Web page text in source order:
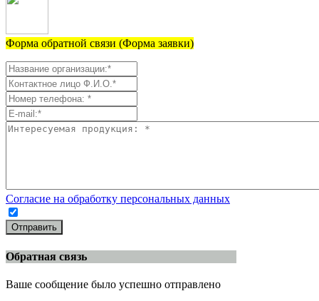
Форма обратной связи (Форма заявки)
Согласие на обработку персональных данных
Отправить
Обратная связь
Ваше сообщение было успешно отправлено